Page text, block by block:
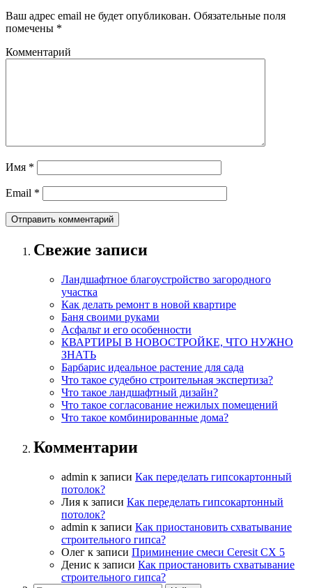
Ваш адрес email не будет опубликован. Обязательные поля
помечены *
Комментарий
Имя *
Email *
Свежие записи
Ландшафтное благоустройство загородного
участка
Как делать ремонт в новой квартире
Баня своими руками
Асфальт и его особенности
КВАРТИРЫ В НОВОСТРОЙКЕ, ЧТО НУЖНО
ЗНАТЬ
Барбарис идеальное растение для сада
Что такое судебно строительная экспертиза?
Что такое ландшафтный дизайн?
Что такое согласование нежилых помещений
Что такое комбинированные дома?
Комментарии
admin к записи Как переделать гипсокартонный
потолок?
Лия к записи Как переделать гипсокартонный
потолок?
admin к записи Как приостановить схватывание
строительного гипса?
Олег к записи Приминение смеси Ceresit СХ 5
Денис к записи Как приостановить схватывание
строительного гипса?